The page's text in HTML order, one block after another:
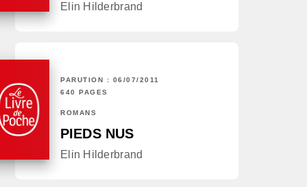
Elin Hilderbrand
PARUTION : 06/07/2011
640 PAGES
ROMANS
PIEDS NUS
Elin Hilderbrand